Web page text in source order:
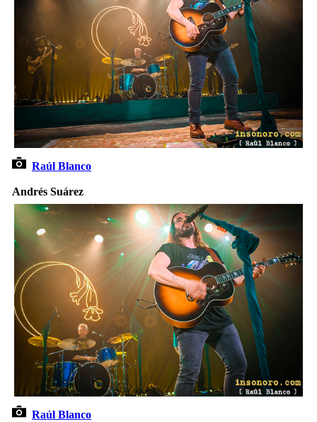
Raúl Blanco
Andrés Suárez
Raúl Blanco